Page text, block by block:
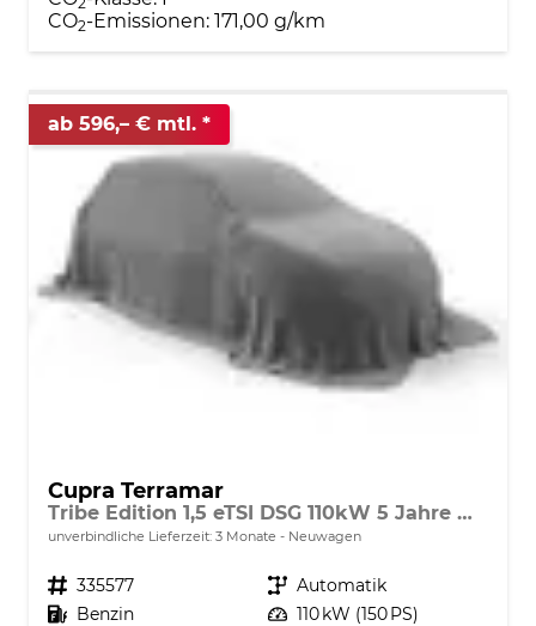
CO2-Emissionen: 171,00 g/km
ab 596,– € mtl.
Cupra Terramar
Tribe Edition 1,5 eTSI DSG 110kW 5 Jahre MJ27
unverbindliche Lieferzeit: 3 Monate Neuwagen
Fahrzeugnr. 335577 Getriebe Automatik
Kraftstoff Benzin Leistung 110 kW (150 PS)